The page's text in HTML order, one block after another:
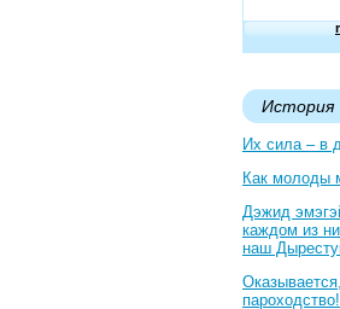
История
Их сила – в
Как
Дэжид
каждом из
наш
пароходство!